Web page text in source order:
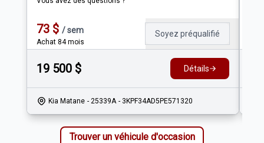
73 $ / sem
Achat 84 mois
Soyez préqualifié
19 500 $ Détails
Kia Matane - 25339A - 3KPF34AD5PE571320
Trouver un véhicule d'occasion